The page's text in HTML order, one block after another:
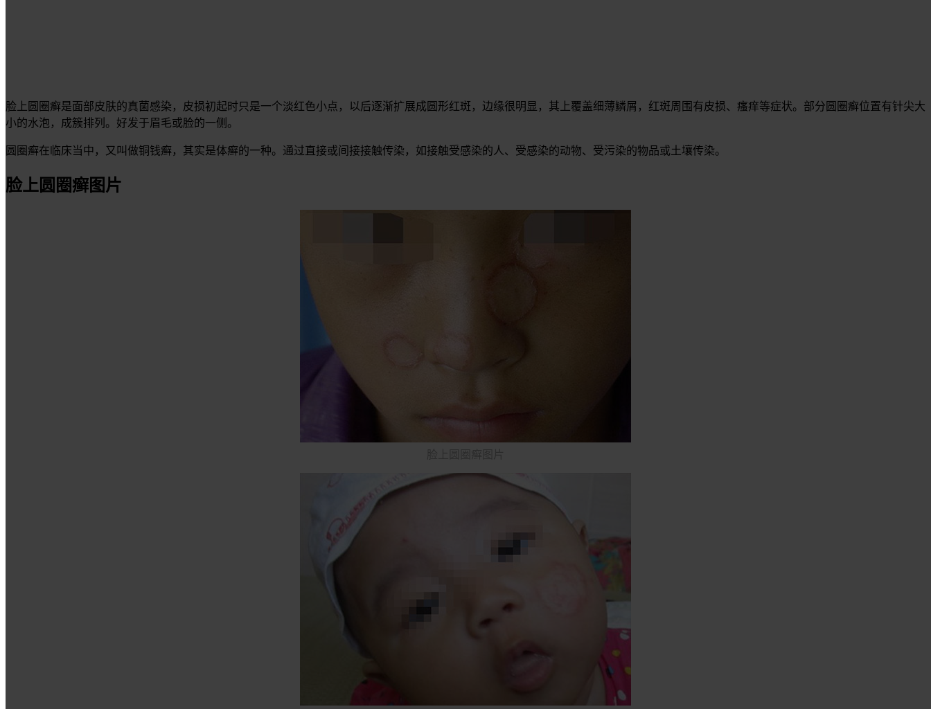
脸上圆圈癣是面部皮肤的真菌感染，皮损初起时只是一个淡红色小点，以后逐渐扩展成圆形红斑，边缘很明显，其上覆盖细薄鳞屑，红斑周围有皮损、瘙痒等症状。部分圆圈癣位置有针尖大
小的水泡，成簇排列。好发于眉毛或脸的一侧。
圆圈癣在临床当中，又叫做铜钱癣，其实是体癣的一种。通过直接或间接接触传染，如接触受感染的人、受感染的动物、受污染的物品或土壤传染。
脸上圆圈癣图片